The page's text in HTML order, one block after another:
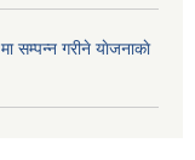
सम्पन्न गरीने याेजनाकाे